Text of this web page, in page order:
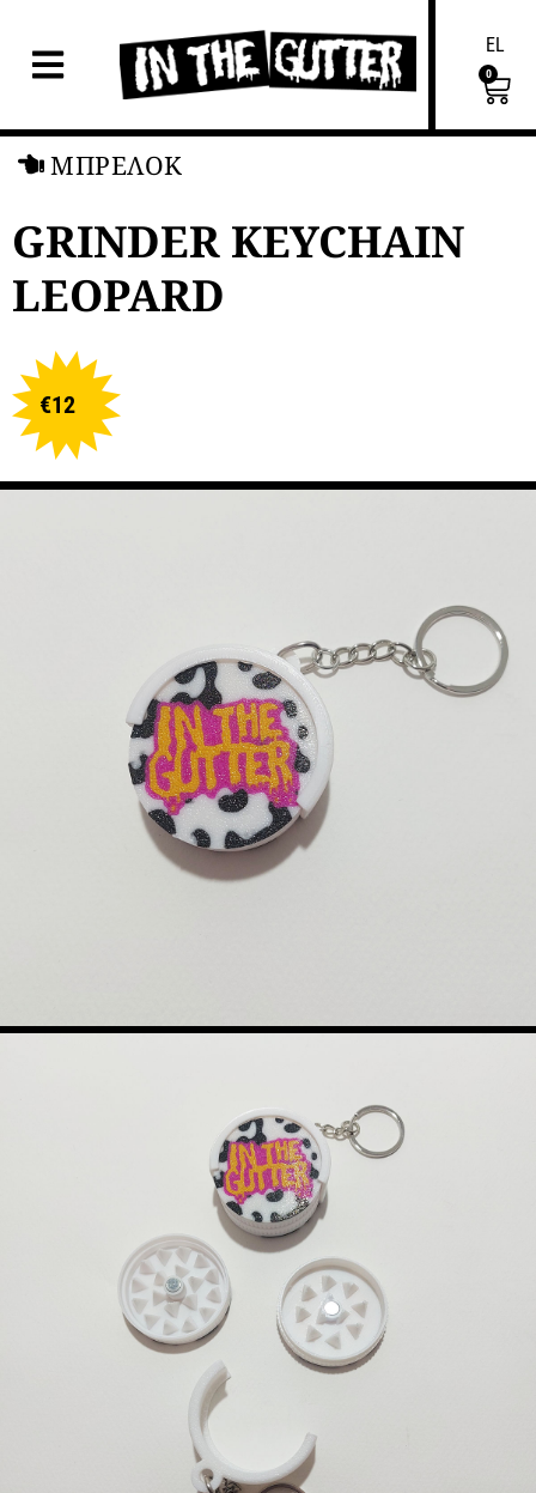
EL
0
ΜΠΡΕΛΟΚ
GRINDER KEYCHAIN
LEOPARD
€12